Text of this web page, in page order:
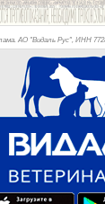
АО "Видаль Рус", ИНН 772